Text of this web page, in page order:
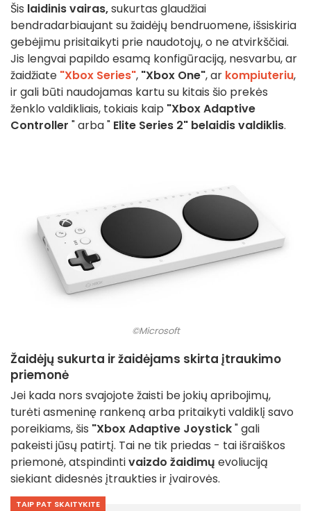
Šis laidinis vairas,sukurtas glaudžiai
bendradarbiaujant su žaidėjų bendruomene, išsiskiria
gebėjimu prisitaikyti prie naudotojų, o ne atvirkščiai.
Jis lengvai papildo esamą konfigūraciją, nesvarbu, ar
žaidžiate "Xbox Series", "Xbox One", ar kompiuteriu,
ir gali būti naudojamas kartu su kitais šio prekės
ženklo valdikliais, tokiais kaip "Xbox Adaptive
Controller " arba " Elite Series 2" belaidis valdiklis.
©Microsoft
Žaidėjų sukurta ir žaidėjams skirta įtraukimo
priemonė
Jei kada nors svajojote žaisti be jokių apribojimų,
turėti asmeninę rankeną arba pritaikyti valdiklį savo
poreikiams, šis "Xbox Adaptive Joystick" gali
pakeisti jūsų patirtį. Tai ne tik priedas - tai išraiškos
priemonė, atspindintivaizdo žaidimų evoliuciją
siekiant didesnės įtraukties ir įvairovės.
TAIP PAT SKAITYKITE